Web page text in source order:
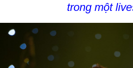
trong một